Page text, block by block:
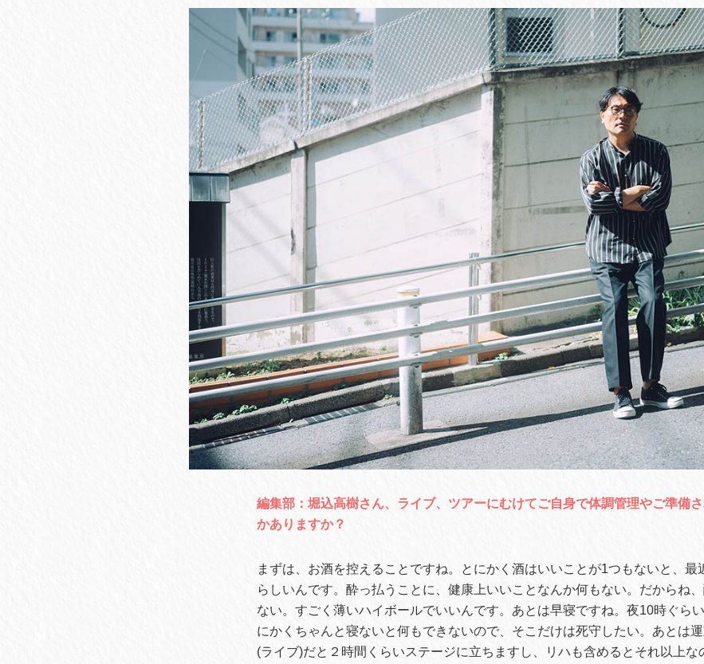
編集部：堀込高樹さん、ライブ、ツアーにむけてご自身で体調管理やご準備
かありますか？
まずは、お酒を控えることですね。とにかく酒はいいことが1つもないと、最
らしいんです。酔っ払うことに、健康上いいことなんか何もない。だからね
ない。すごく薄いハイボールでいいんです。あとは早寝ですね。夜10時ぐら
にかくちゃんと寝ないと何もできないので、そこだけは死守したい。あとは
(ライブ)だと２時間くらいステージに立ちますし、リハも含めるとそれ以上な